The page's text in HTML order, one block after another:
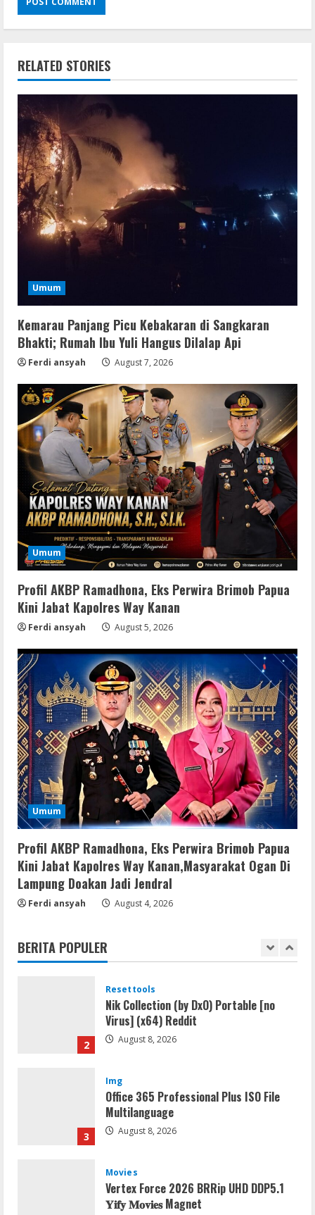
RELATED STORIES
Umum
Kemarau Panjang Picu Kebakaran di Sangkaran
Bhakti; Rumah Ibu Yuli Hangus Dilalap Api
Ferdi ansyah August 7, 2026
Umum
Profil AKBP Ramadhona, Eks Perwira Brimob Papua
Kini Jabat Kapolres Way Kanan
Ferdi ansyah August 5, 2026
Umum
Profil AKBP Ramadhona, Eks Perwira Brimob Papua
Kini Jabat Kapolres Way Kanan,Masyarakat Ogan Di
Lampung Doakan Jadi Jendral
Ferdi ansyah August 4, 2026
BERITA POPULER
2
Resettools
Nik Collection (by DxO) Portable [no
Virus] (x64) Reddit
3
Img
Multilanguage
August 8, 2026
4
Movies
Vertex Force 2026 BRRip UHD DDP5.1
𝐘𝐢𝐟𝐲 𝐌𝐨𝐯𝐢𝐞𝐬 Magnet
August 8, 2026
5
Resettools
Vpn One Click Cracked x86-x64 [no
August 8, 2026
1
Img
Office 2019 LTSC Professional Plus
2
Resettools
Nik Collection (by DxO) Portable [no
Virus] (x64) Reddit
August 8, 2026
3
Img
Office 365 Professional Plus ISO File
Multilanguage
August 8, 2026
Movies
Vertex Force 2026 BRRip UHD DDP5.1
𝐘𝐢𝐟𝐲 𝐌𝐨𝐯𝐢𝐞𝐬 Magnet